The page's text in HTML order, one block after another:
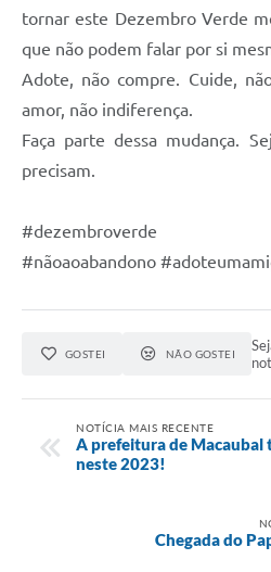
Serviços Online
Telefones Úteis
Agenda
tornar este Dezembro Verde
que não podem falar por si
Adote, não compre. Cuide,
amor, não indiferença.
Faça parte dessa mudança.
precisam.
#dezembroverde
#nãoaoabandono
GOSTEI NÃO GOSTEI
NOTÍCIA MAIS RECENTE
A prefeitura de Macaubal
neste 2023!
Chegada do